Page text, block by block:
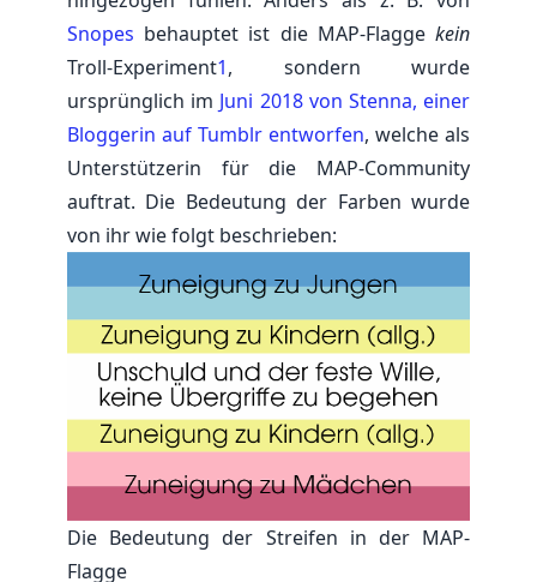
Snopes behauptet ist die MAP-Flagge kein
Troll-Experiment1, sondern wurde
ursprünglich im Juni 2018 von Stenna, einer
Bloggerin auf Tumblr entworfen, welche als
Unterstützerin für die MAP-Community
auftrat. Die Bedeutung der Farben wurde
von ihr wie folgt beschrieben:
Die Bedeutung der Streifen in der MAP-
Flagge